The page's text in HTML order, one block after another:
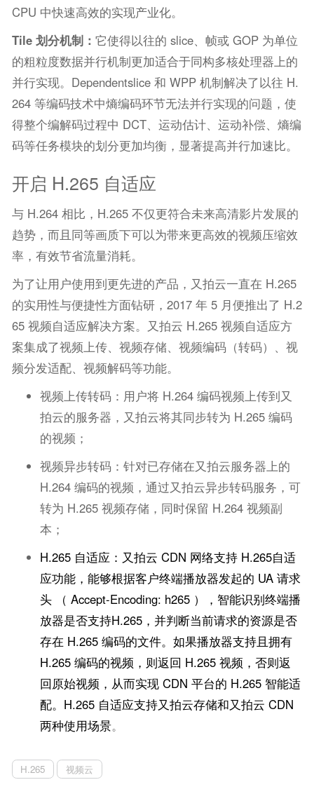
CPU 中快速高效的实现产业化。
Tile 划分机制： 它使得以往的 slice、帧或 GOP 为单位
的粗粒度数据并行机制更加适合于同构多核处理器上的
并行实现。Dependentslice 和 WPP 机制解决了以往 H.
264 等编码技术中熵编码环节无法并行实现的问题，使
得整个编解码过程中 DCT、运动估计、运动补偿、熵编
码等任务模块的划分更加均衡，显著提高并行加速比。
开启 H.265 自适应
与 H.264 相比，H.265 不仅更符合未来高清影片发展的
趋势，而且同等画质下可以为带来更高效的视频压缩效
率，有效节省流量消耗。
为了让用户使用到更先进的产品，又拍云一直在 H.265
的实用性与便捷性方面钻研，2017 年 5 月便推出了 H.2
65 视频自适应解决方案。又拍云 H.265 视频自适应方
案集成了视频上传、视频存储、视频编码（转码）、视
频分发适配、视频解码等功能。
视频上传转码：用户将 H.264 编码视频上传到又
拍云的服务器，又拍云将其同步转为 H.265 编码
的视频；
视频异步转码：针对已存储在又拍云服务器上的
H.264 编码的视频，通过又拍云异步转码服务，可
转为 H.265 视频存储，同时保留 H.264 视频副
本；
H.265 自适应：又拍云 CDN 网络支持 H.265自适
应功能，能够根据客户终端播放器发起的 UA 请求
头 （ Accept-Encoding: h265 ），智能识别终端播
放器是否支持H.265，并判断当前请求的资源是否
存在 H.265 编码的文件。如果播放器支持且拥有
H.265 编码的视频，则返回 H.265 视频，否则返
回原始视频，从而实现 CDN 平台的 H.265 智能适
配。H.265 自适应支持又拍云存储和又拍云 CDN
两种使用场景。
H.265 视频云